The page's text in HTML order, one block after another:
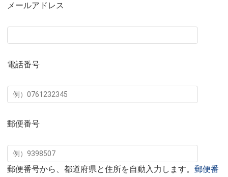
メールアドレス
電話番号
郵便番号
郵便番号から、都道府県と住所を自動入力します。 郵便番